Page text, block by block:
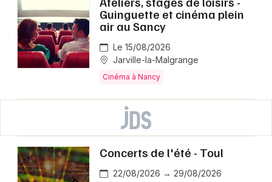
Guinguette et cinéma plein
air au Sancy
Le 15/08/2026
Jarville-la-Malgrange
Cinéma à Nancy
Concerts de l'été - Toul
22/08/2026 → 29/08/2026